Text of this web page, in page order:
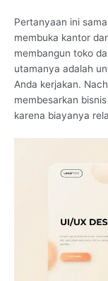
Pertanyaan ini
membuka kantor
membangun toko
utamanya adalah
Anda kerjakan.
membesarkan
karena biayanya